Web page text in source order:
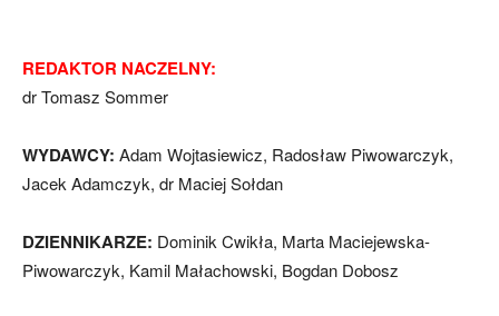
REDAKTOR NACZELNY:
dr Tomasz Sommer
WYDAWCY: Adam Wojtasiewicz, Radosław Piwowarczyk,
Jacek Adamczyk, dr Maciej Sołdan
DZIENNIKARZE: Dominik Cwikła, Marta Maciejewska-
Piwowarczyk, Kamil Małachowski, Bogdan Dobosz